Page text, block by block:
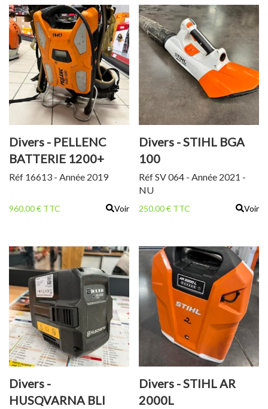
Divers - PELLENC
BATTERIE 1200+
HARNAIS
Réf 16613 - Année 2019
960.00 € TTC Voir
Divers - STIHL BGA
100
Réf SV 064 - Année 2021 -
NU
250.00 € TTC Voir
Divers -
HUSQVARNA BLI
Divers - STIHL AR
2000L